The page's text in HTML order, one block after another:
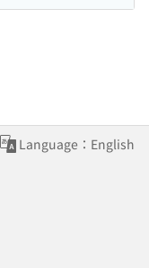
Language：English